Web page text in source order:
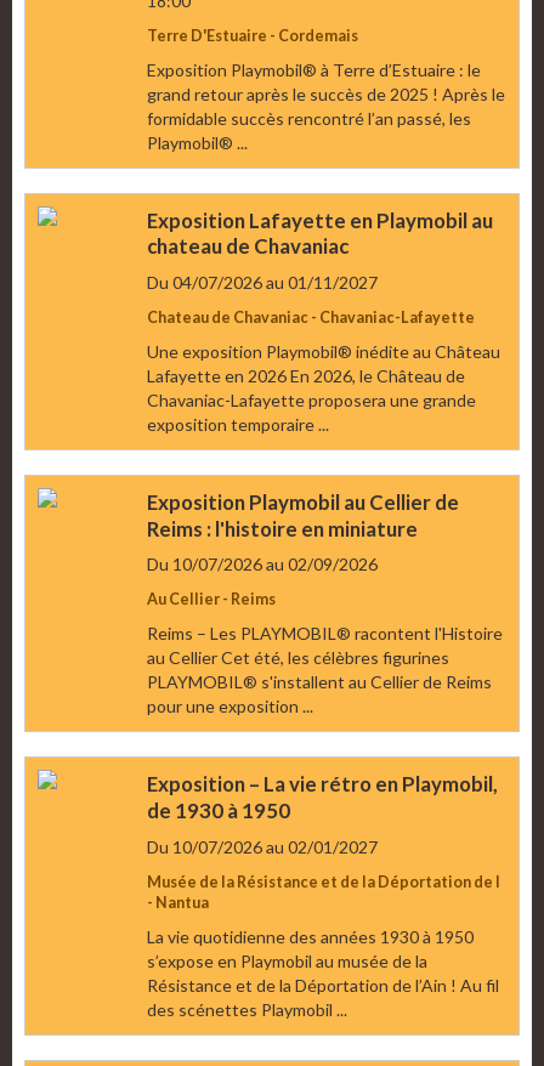
Terre D'Estuaire - Cordemais
Exposition Playmobil® à Terre d’Estuaire : le
grand retour après le succès de 2025 ! Après le
formidable succès rencontré l’an passé, les
Playmobil® ...
Exposition Lafayette en Playmobil au
chateau de Chavaniac
Du 04/07/2026au 01/11/2027
Chateau de Chavaniac - Chavaniac-Lafayette
Une exposition Playmobil® inédite au Château
Lafayette en 2026 En 2026, le Château de
Chavaniac-Lafayette proposera une grande
exposition temporaire ...
Exposition Playmobil au Cellier de
Reims : l'histoire en miniature
Du 10/07/2026au 02/09/2026
Au Cellier - Reims
Reims – Les PLAYMOBIL® racontent l'Histoire
au Cellier Cet été, les célèbres figurines
PLAYMOBIL® s'installent au Cellier de Reims
pour une exposition ...
Exposition – La vie rétro en Playmobil,
de 1930 à 1950
Du 10/07/2026au 02/01/2027
Musée de la Résistance et de la Déportation de l
- Nantua
La vie quotidienne des années 1930 à 1950
s’expose en Playmobil au musée de la
Résistance et de la Déportation de l’Ain ! Au fil
des scénettes Playmobil ...